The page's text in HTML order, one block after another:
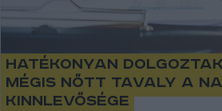
Hatékonyan
mégis nőtt tavaly a
kinnlevősége